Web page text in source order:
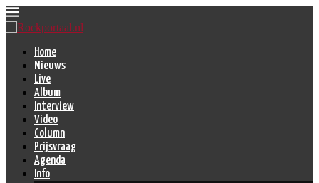
Home
Nieuws
Live
Album
Interview
Video
Column
Prijsvraag
Agenda
Info